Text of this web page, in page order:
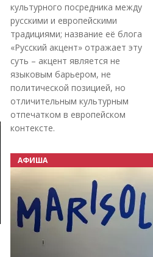
культурного посредника между
русскими и европейскими
традициями; название её блога
«Русский акцент» отражает эту
суть – акцент является не
языковым барьером, не
политической позицией, но
отличительным культурным
отпечатком в европейском
контексте.
АФИША